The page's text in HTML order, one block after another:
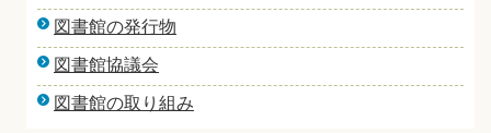
図書館の発行物
図書館協議会
図書館の取り組み